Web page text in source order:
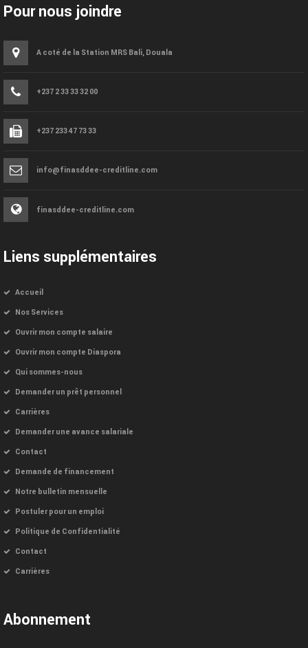
Pour nous joindre
A coté de la Station MRS Bali, Douala
+237 2 33 33 32 00
+237 233 47 73 33
info@finasddee-creditline.com
finasddee-creditline.com
Liens supplémentaires
Accueil
Nos Services
Ouvrir mon compte salaire
Ouvrir mon compte Diaspora
Qui sommes-nous
Demander un prêt personnel
Carrières
Demander une avance salariale
Contact
Demande de financement
Notre bulletin mensuelle
Postuler pour un emploi
Politique de Confidentialité
Contact
Carrières
Abonnement